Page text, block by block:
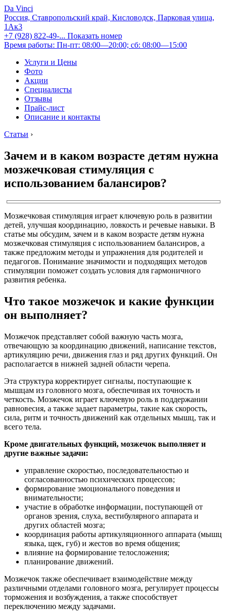
Da Vinci
Россия, Ставропольский край, Кисловодск, Парковая улица,
1Ак3
+7 (928) 822-49-... Показать номер
Время работы: Пн-пт: 08:00—20:00; сб: 08:00—15:00
Услуги и Цены
Фото
Акции
Специалисты
Отзывы
Прайс-лист
Описание и контакты
Статьи ›
Зачем и в каком возрасте детям нужна
мозжечковая стимуляция с
использованием балансиров?
Мозжечковая стимуляция играет ключевую роль в развитии
детей, улучшая координацию, ловкость и речевые навыки. В
статье мы обсудим, зачем и в каком возрасте детям нужна
мозжечковая стимуляция с использованием балансиров, а
также предложим методы и упражнения для родителей и
педагогов. Понимание значимости и подходящих методов
стимуляции поможет создать условия для гармоничного
развития ребенка.
Что такое мозжечок и какие функции
он выполняет?
Мозжечок представляет собой важную часть мозга,
отвечающую за координацию движений, написание текстов,
артикуляцию речи, движения глаз и ряд других функций. Он
располагается в нижней задней области черепа.
Эта структура корректирует сигналы, поступающие к
мышцам из головного мозга, обеспечивая их точность и
четкость. Мозжечок играет ключевую роль в поддержании
равновесия, а также задает параметры, такие как скорость,
сила, ритм и точность движений как отдельных мышц, так и
всего тела.
Кроме двигательных функций, мозжечок выполняет и
другие важные задачи:
управление скоростью, последовательностью и
согласованностью психических процессов;
формирование эмоционального поведения и
внимательности;
участие в обработке информации, поступающей от
органов зрения, слуха, вестибулярного аппарата и
других областей мозга;
координация работы артикуляционного аппарата (мышц
языка, щек, губ) и жестов во время общения;
влияние на формирование телосложения;
планирование движений.
Мозжечок также обеспечивает взаимодействие между
различными отделами головного мозга, регулирует процессы
торможения и возбуждения, а также способствует
переключению между задачами.